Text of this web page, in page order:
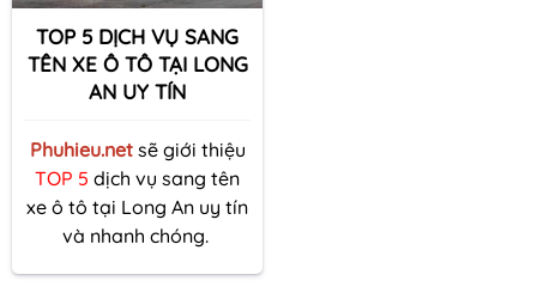
TOP 5 DỊCH VỤ SANG
TÊN XE Ô TÔ TẠI LONG
AN UY TÍN
Phuhieu.net sẽ giới thiệu
TOP 5 dịch vụ sang tên
xe ô tô tại Long An uy tín
và nhanh chóng.